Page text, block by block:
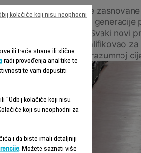
razvijaju proizvode
sa terena, čineći nove generacije
ponovno sastavljanje. Svaki novi
analizira kako bi se kvalifikovao
popravljivost po razumnoj
ili treće strane ili slične
radi provođenja analitike te
te vam dopustiti
"Odbij kolačiće koji nisu
koji su neophodni za
i da biste imali detaljniji
. Možete saznati više
kolačiće koji nisu neophodni